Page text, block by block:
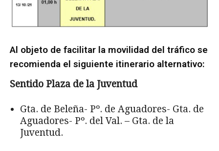
Al objeto de facilitar la movilidad del tráfico se
recomienda el siguiente itinerario alternativo:
Sentido Plaza de la Juventud
Gta. de Beleña- Pº. de Aguadores- Gta. de
Aguadores- Pº. del Val. – Gta. de la
Juventud.